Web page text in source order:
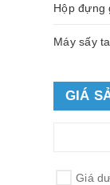
Hộp đựng
Máy sấy
GIÁ
Giá